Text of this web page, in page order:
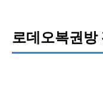
로데오복권방